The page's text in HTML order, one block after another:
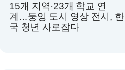
15개 지역·23개 학교 연
계…둥잉 도시 영상 전시, 한
국 청년 사로잡다